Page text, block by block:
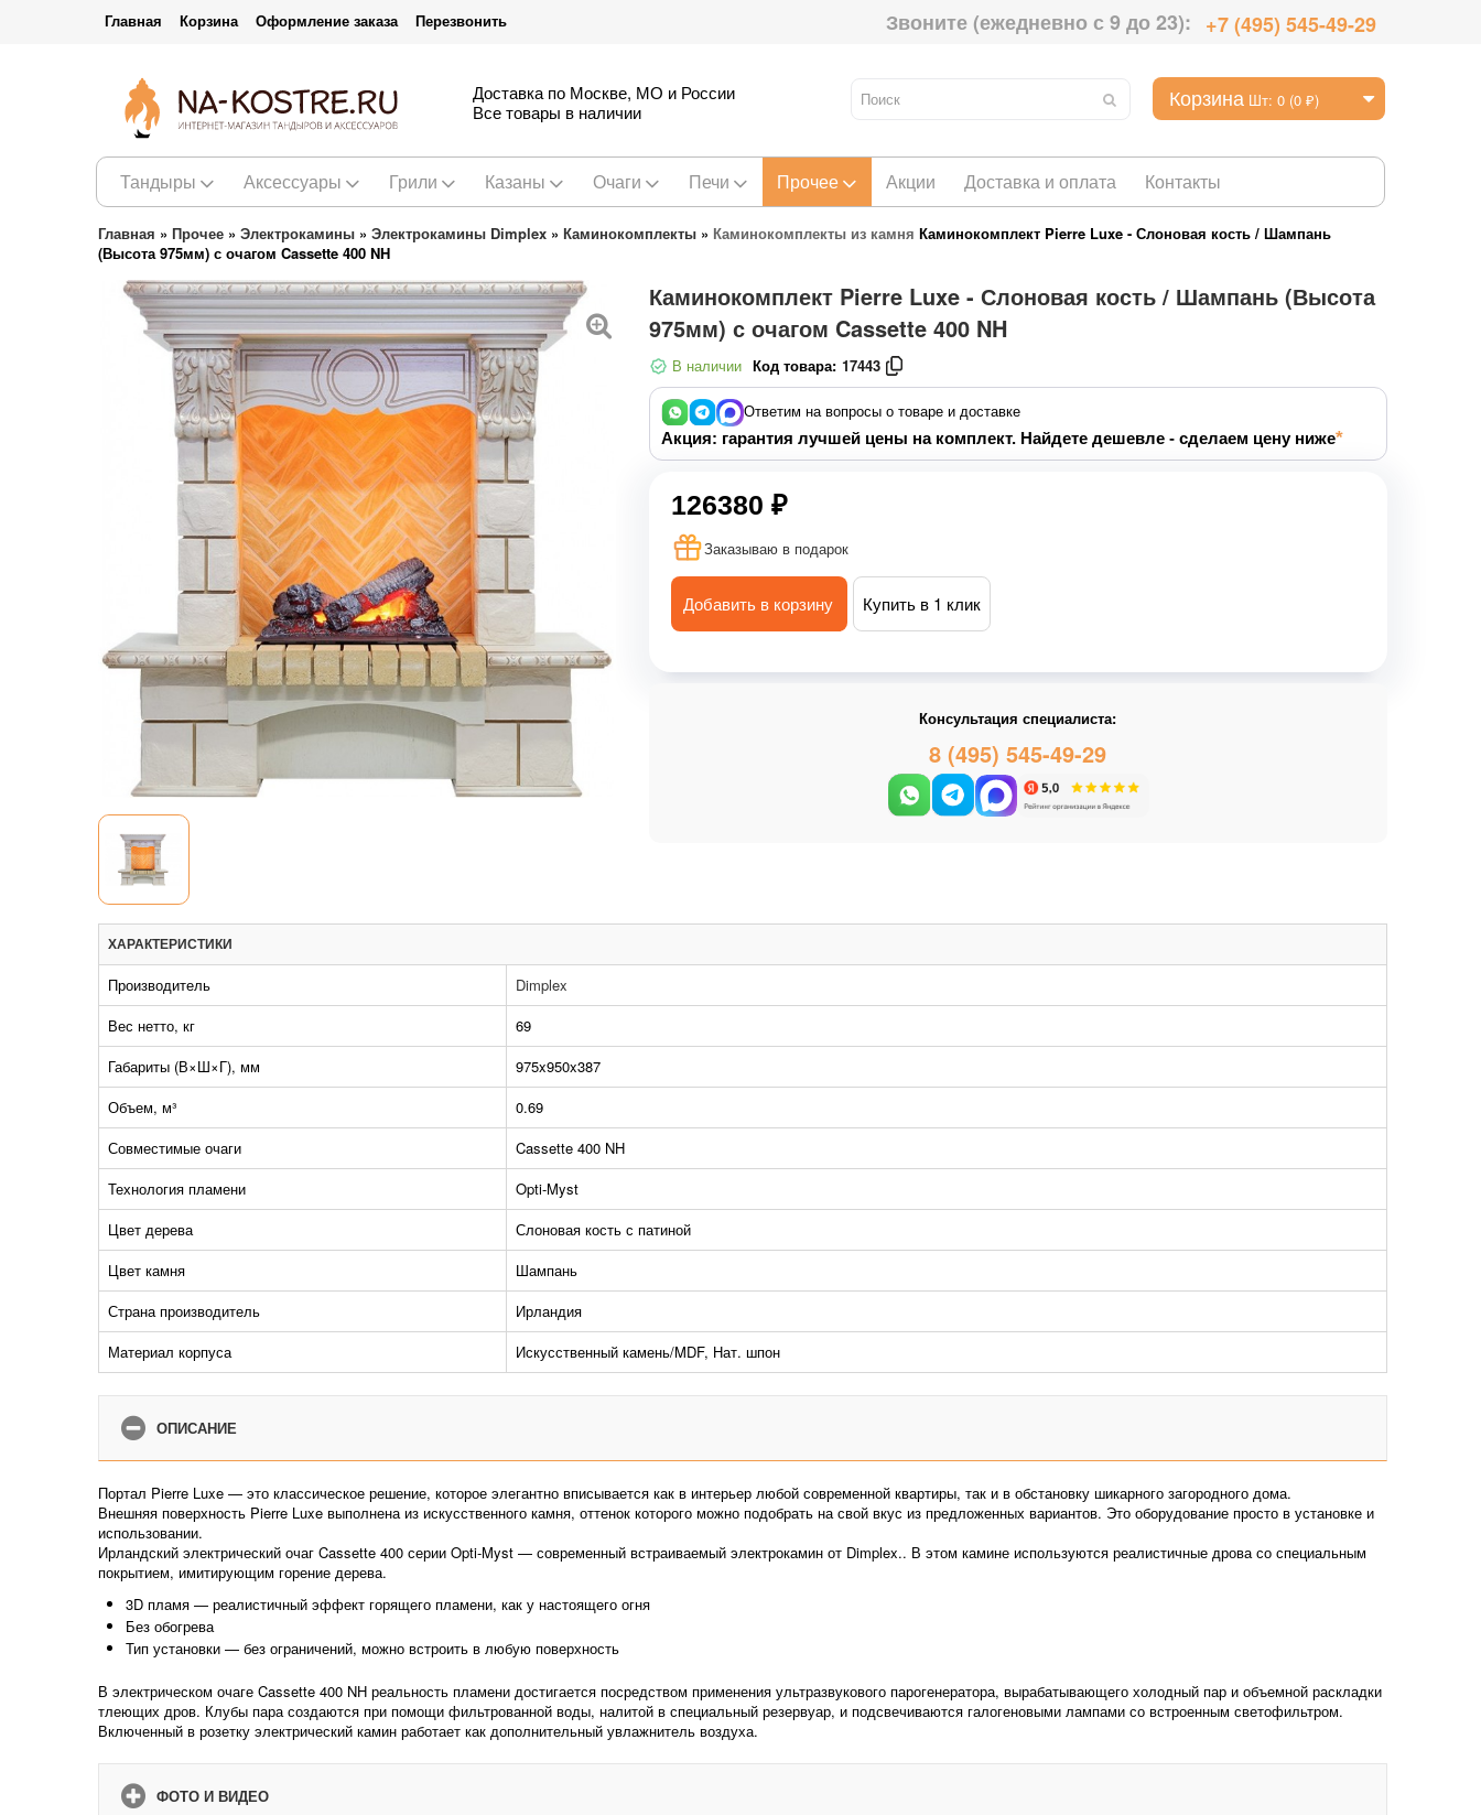
Главная Корзина Оформление заказа Перезвонить Звоните (ежедневно с 9 до 23): +7 (495) 545-49-29
Корзина Шт: 0 (0 ₽)
Доставка по Москве, МО и России
Все товары в наличии
Тандыры Аксессуары Грили Казаны Очаги Печи Прочее Акции Доставка и оплата Контакты
Главная » Прочее » Электрокамины » Электрокамины Dimplex » Каминокомплекты » Каминокомплекты из камня Каминокомплект Pierre Luxe - Слоновая кость / Шампань
(Высота 975мм) с очагом Cassette 400 NH
Каминокомплект Pierre Luxe - Слоновая кость / Шампань (Высота
975мм) с очагом Cassette 400 NH
В наличии Код товара: 17443
Ответим на вопросы о товаре и доставке
Акция: гарантия лучшей цены на комплект. Найдете дешевле - сделаем цену ниже
126380 ₽
Заказываю в подарок
Добавить в корзину Купить в 1 клик
Консультация специалиста:
8 (495) 545-49-29
ХАРАКТЕРИСТИКИ
Производитель
Dimplex
Вес нетто, кг
69
Габариты (В×Ш×Г), мм
975x950x387
Объем, м³
0.69
Совместимые очаги
Cassette 400 NH
Технология пламени
Opti-Myst
Цвет дерева
Слоновая кость с патиной
Цвет камня
Шампань
Страна производитель
Ирландия
Материал корпуса
Искусственный камень/MDF, Нат. шпон
ОПИСАНИЕ
Портал Pierre Luxe — это классическое решение, которое элегантно вписывается как в интерьер любой современной квартиры, так и в обстановку шикарного загородного дома.
Внешняя поверхность Pierre Luxe выполнена из искусственного камня, оттенок которого можно подобрать на свой вкус из предложенных вариантов. Это оборудование просто в установке и
использовании.
Ирландский электрический очаг Cassette 400 серии Opti-Myst — современный встраиваемый электрокамин от Dimplex.. В этом камине используются реалистичные дрова со специальным
покрытием, имитирующим горение дерева.
3D пламя — реалистичный эффект горящего пламени, как у настоящего огня
Без обогрева
Тип установки — без ограничений, можно встроить в любую поверхность
В электрическом очаге Cassette 400 NH реальность пламени достигается посредством применения ультразвукового парогенератора, вырабатывающего холодный пар и объемной раскладки
тлеющих дров. Клубы пара создаются при помощи фильтрованной воды, налитой в специальный резервуар, и подсвечиваются галогеновыми лампами со встроенным светофильтром.
Включенный в розетку электрический камин работает как дополнительный увлажнитель воздуха.
ФОТО И ВИДЕО